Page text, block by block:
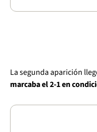
La segunda aparición
marcaba el 2-1 en